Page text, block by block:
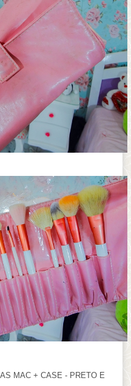
MAC + CASE - PRETO E